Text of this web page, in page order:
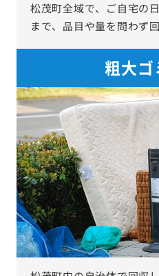
松茂町全域で、ご自宅の
まで、品目や量を問わず
粗大